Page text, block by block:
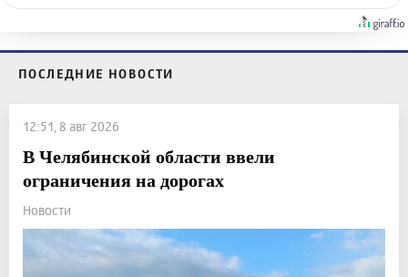
ПОСЛЕДНИЕ НОВОСТИ
12:51, 8 авг 2026
В Челябинской области ввели
ограничения на дорогах
Новости